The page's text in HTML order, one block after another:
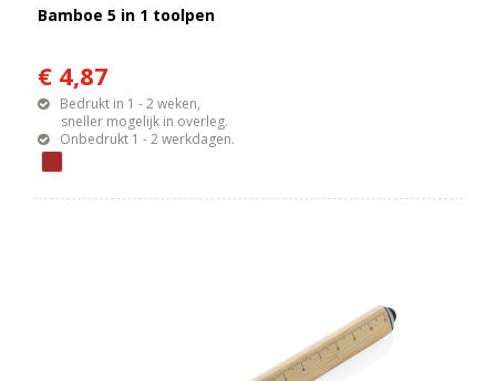
Bamboe 5 in 1 toolpen
€ 4,87
Bedrukt in 1 - 2 weken,
sneller mogelijk in overleg.
Onbedrukt 1 - 2 werkdagen.